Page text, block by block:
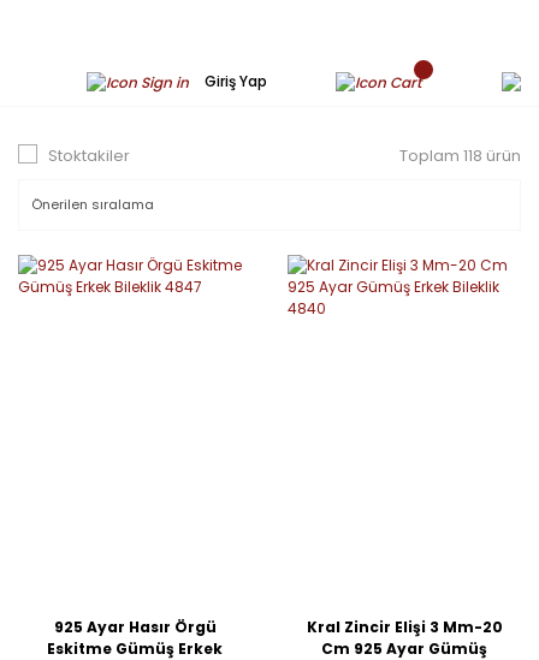
Giriş Yap
Stoktakiler Toplam 118 ürün
925 Ayar Hasır Örgü
Eskitme Gümüş Erkek
Kral Zincir Elişi 3 Mm-20
Cm 925 Ayar Gümüş